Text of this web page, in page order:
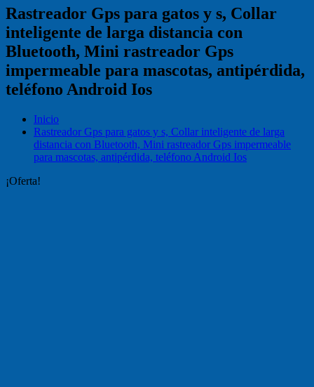
Rastreador Gps para gatos y s, Collar
inteligente de larga distancia con
Bluetooth, Mini rastreador Gps
impermeable para mascotas, antipérdida,
teléfono Android Ios
Inicio
Rastreador Gps para gatos y s, Collar inteligente de larga
distancia con Bluetooth, Mini rastreador Gps impermeable
para mascotas, antipérdida, teléfono Android Ios
¡Oferta!